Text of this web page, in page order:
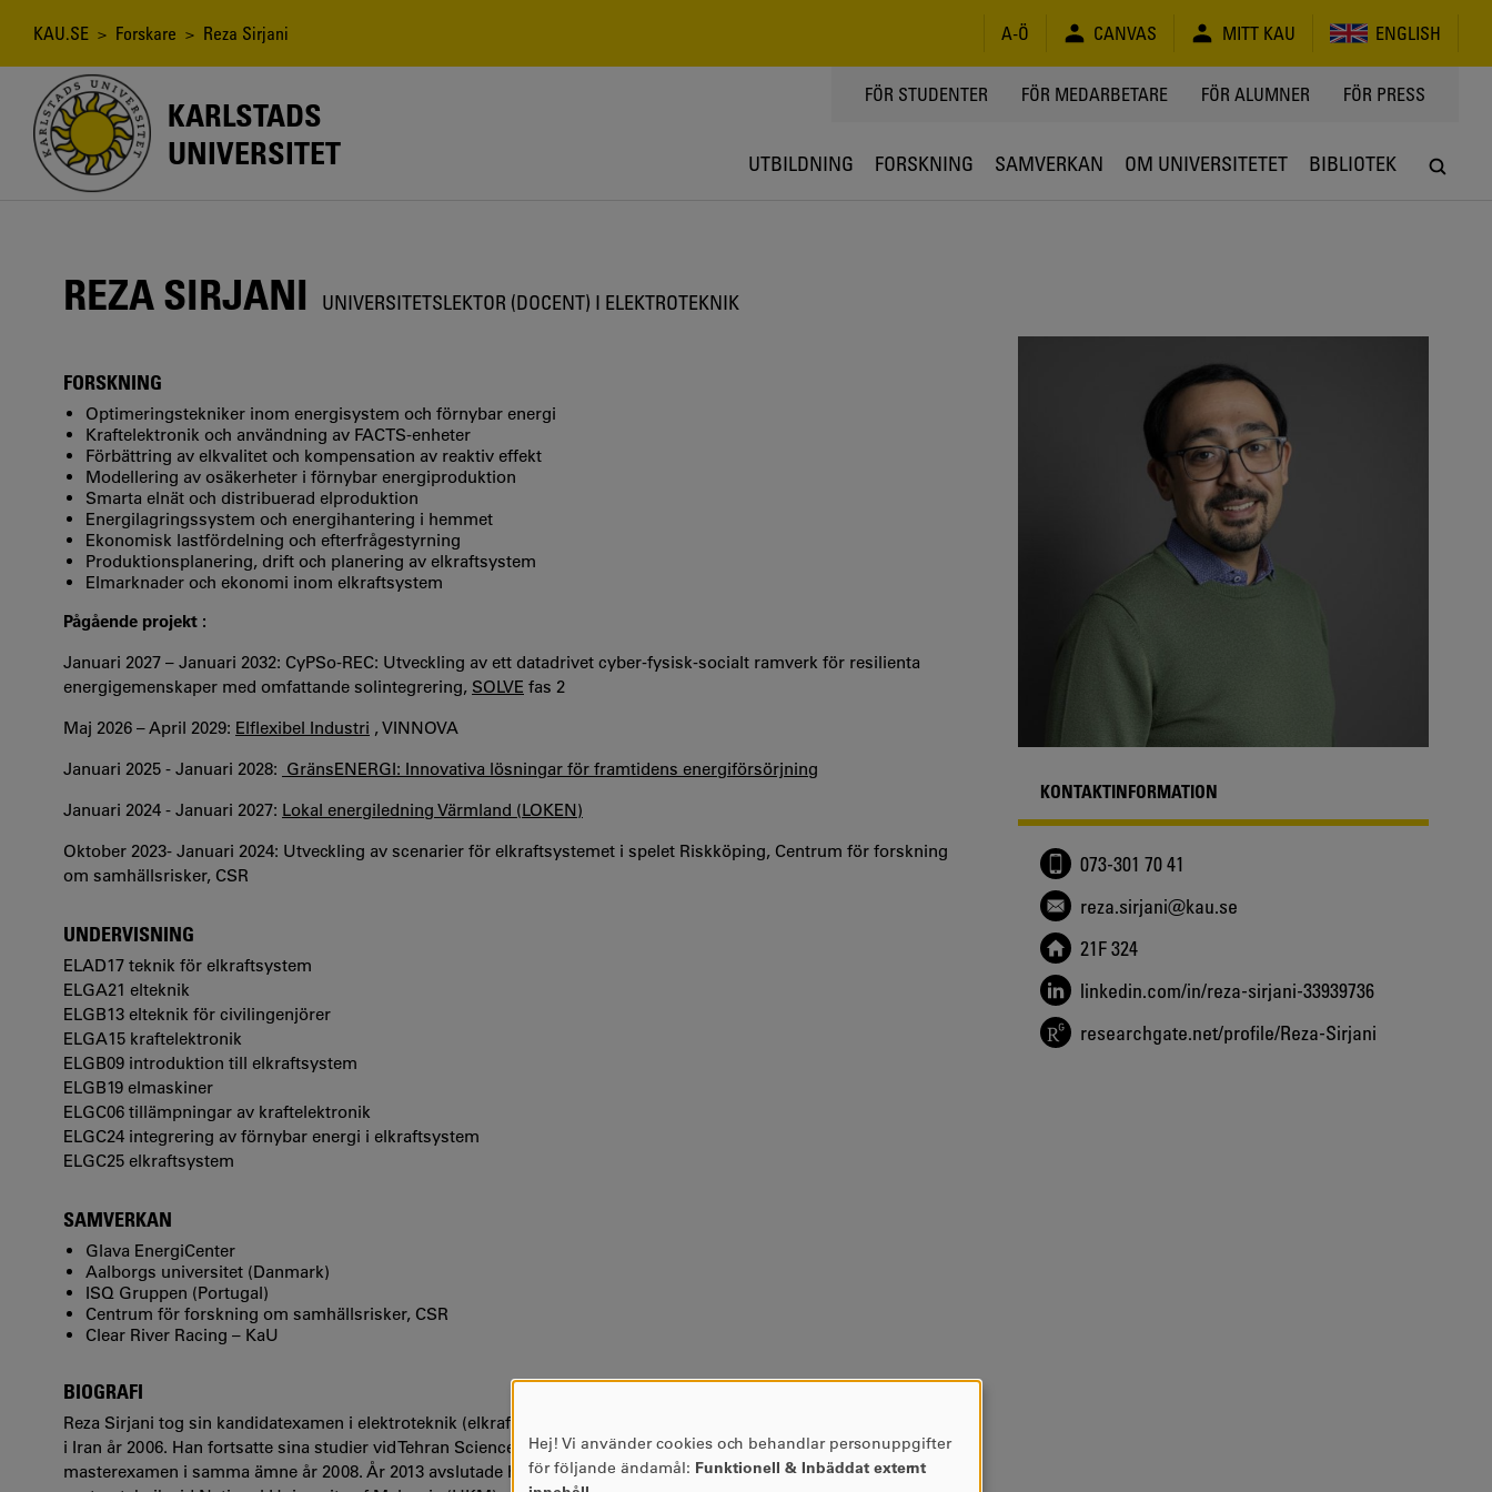
Länkstig
KAU.SE > Forskare > Reza Sirjani A-Ö CANVAS MITT KAU ENGLISH
KARLSTADS
UNIVERSITET
TOPPMENY
FÖR STUDENTER FÖR MEDARBETARE FÖR ALUMNER FÖR PRESS
UTBILDNING FORSKNING SAMVERKAN OM UNIVERSITETET BIBLIOTEK
REZA SIRJANI UNIVERSITETSLEKTOR (DOCENT) I ELEKTROTEKNIK
FORSKNING
Optimeringstekniker inom energisystem och förnybar energi
Kraftelektronik och användning av FACTS-enheter
Förbättring av elkvalitet och kompensation av reaktiv effekt
Modellering av osäkerheter i förnybar energiproduktion
Smarta elnät och distribuerad elproduktion
Energilagringssystem och energihantering i hemmet
Ekonomisk lastfördelning och efterfrågestyrning
Produktionsplanering, drift och planering av elkraftsystem
Elmarknader och ekonomi inom elkraftsystem
Pågående projekt :
Januari 2027 – Januari 2032: CyPSo‑REC: Utveckling av ett datadrivet cyber‑fysisk‑socialt ramverk för resilienta
energigemenskaper med omfattande solintegrering, SOLVE fas 2
Maj 2026 – April 2029: Elflexibel Industri , VINNOVA
Januari 2025 - Januari 2028: GränsENERGI: Innovativa lösningar för framtidens energiförsörjning
Januari 2024 - Januari 2027: Lokal energiledning Värmland (LOKEN)
Oktober 2023- Januari 2024: Utveckling av scenarier för elkraftsystemet i spelet Riskköping, Centrum för forskning
om samhällsrisker, CSR
UNDERVISNING
ELAD17 teknik för elkraftsystem
ELGA21 elteknik
ELGB13 elteknik för civilingenjörer
ELGA15 kraftelektronik
ELGB09 introduktion till elkraftsystem
ELGB19 elmaskiner
ELGC06 tillämpningar av kraftelektronik
ELGC24 integrering av förnybar energi i elkraftsystem
ELGC25 elkraftsystem
SAMVERKAN
Glava EnergiCenter
Aalborgs universitet (Danmark)
ISQ Gruppen (Portugal)
Centrum för forskning om samhällsrisker, CSR
Clear River Racing – KaU
BIOGRAFI
Reza Sirjani tog sin kandidatexamen i elektroteknik (elkraftsystem) vid Khajeh Nasir Toosi University of Technology
i Iran år 2006. Han fortsatte sina studier vid Tehran Science and Research University (SRBIAU) och tog sin
masterexamen i samma ämne år 2008. År 2013 avslutade han sin doktorsexamen i elektroteknik, elektronik och
KONTAKTINFORMATION
073-301 70 41
reza.sirjani@kau.se
21F 324
linkedin.com/in/reza-sirjani-33939736
researchgate.net/profile/Reza-Sirjani
ANVÄNDNING
AV
Hej! Vi använder cookies och behandlar personuppgifter
för följande ändamål: Funktionell & Inbäddat externt